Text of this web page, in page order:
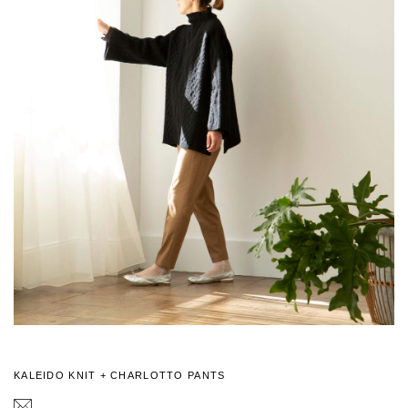
KALEIDO KNIT + CHARLOTTO PANTS